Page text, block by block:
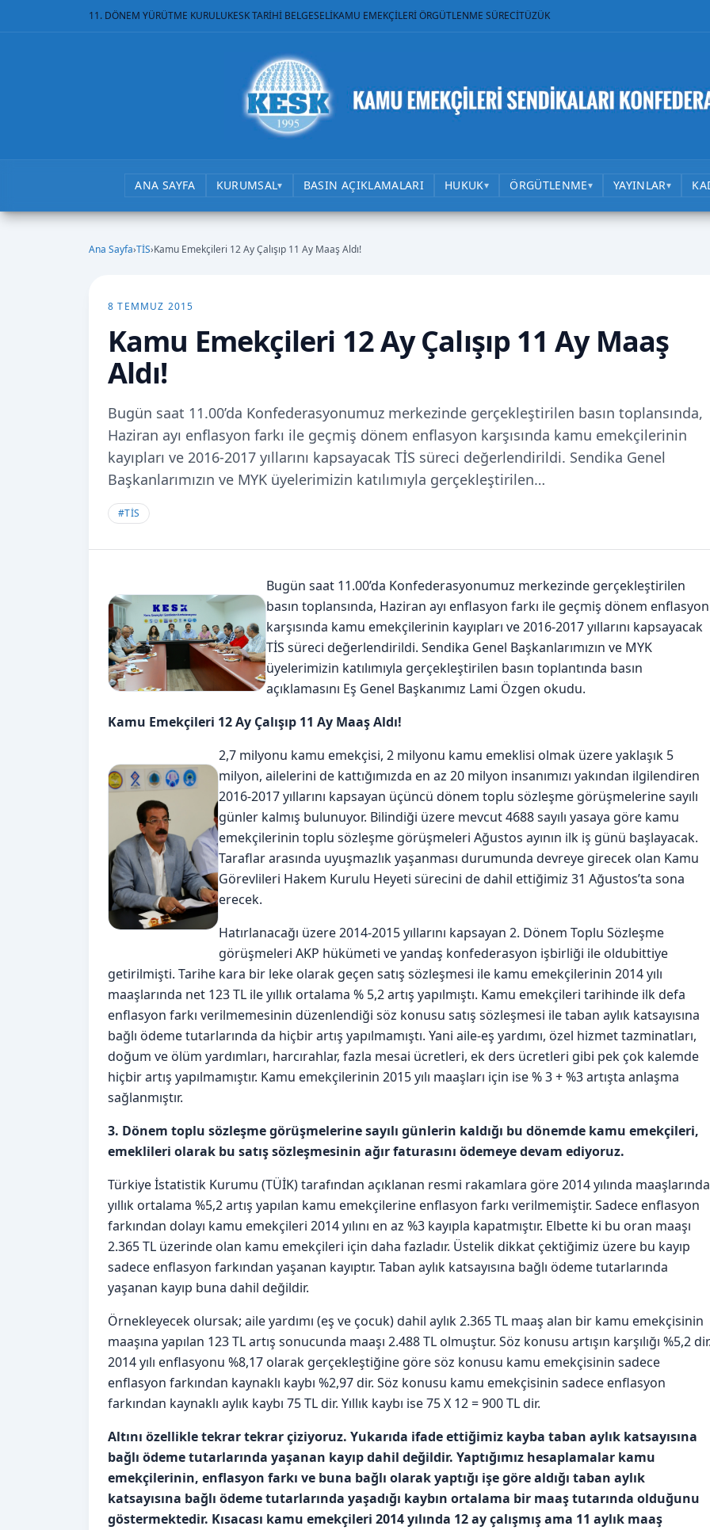
11. DÖNEM YÜRÜTME KURULUKESK TARİHİ BELGESELİKAMU EMEKÇİLERİ ÖRGÜTLENME SÜRECİTÜZÜK
ANA SAYFA KURUMSAL▾ BASIN AÇIKLAMALARI HUKUK▾ ÖRGÜTLENME▾ YAYINLAR▾
Ana Sayfa›TİS›Kamu Emekçileri 12 Ay Çalışıp 11 Ay Maaş Aldı!
8 TEMMUZ 2015
Kamu Emekçileri 12 Ay Çalışıp 11 Ay Maaş
Aldı!
Bugün saat 11.00’da Konfederasyonumuz merkezinde gerçekleştirilen basın toplansında,
Haziran ayı enflasyon farkı ile geçmiş dönem enflasyon karşısında kamu emekçilerinin
kayıpları ve 2016-2017 yıllarını kapsayacak TİS süreci değerlendirildi. Sendika Genel
Başkanlarımızın ve MYK üyelerimizin katılımıyla gerçekleştirilen…
#TİS
Bugün saat 11.00’da Konfederasyonumuz merkezinde gerçekleştirilen
basın toplansında, Haziran ayı enflasyon farkı ile geçmiş dönem enflasyon
karşısında kamu emekçilerinin kayıpları ve 2016-2017 yıllarını kapsayacak
TİS süreci değerlendirildi. Sendika Genel Başkanlarımızın ve MYK
üyelerimizin katılımıyla gerçekleştirilen basın toplantında basın
açıklamasını Eş Genel Başkanımız Lami Özgen okudu.
Kamu Emekçileri 12 Ay Çalışıp 11 Ay Maaş Aldı!
2,7 milyonu kamu emekçisi, 2 milyonu kamu emeklisi olmak üzere yaklaşık 5
milyon, ailelerini de kattığımızda en az 20 milyon insanımızı yakından ilgilendiren
2016-2017 yıllarını kapsayan üçüncü dönem toplu sözleşme görüşmelerine sayılı
günler kalmış bulunuyor. Bilindiği üzere mevcut 4688 sayılı yasaya göre kamu
emekçilerinin toplu sözleşme görüşmeleri Ağustos ayının ilk iş günü başlayacak.
Taraflar arasında uyuşmazlık yaşanması durumunda devreye girecek olan Kamu
Görevlileri Hakem Kurulu Heyeti sürecini de dahil ettiğimiz 31 Ağustos’ta sona
erecek.
Hatırlanacağı üzere 2014-2015 yıllarını kapsayan 2. Dönem Toplu Sözleşme
görüşmeleri AKP hükümeti ve yandaş konfederasyon işbirliği ile oldubittiye
getirilmişti. Tarihe kara bir leke olarak geçen satış sözleşmesi ile kamu emekçilerinin 2014 yılı
maaşlarında net 123 TL ile yıllık ortalama % 5,2 artış yapılmıştı. Kamu emekçileri tarihinde ilk defa
enflasyon farkı verilmemesinin düzenlendiği söz konusu satış sözleşmesi ile taban aylık katsayısına
bağlı ödeme tutarlarında da hiçbir artış yapılmamıştı. Yani aile-eş yardımı, özel hizmet tazminatları,
doğum ve ölüm yardımları, harcırahlar, fazla mesai ücretleri, ek ders ücretleri gibi pek çok kalemde
hiçbir artış yapılmamıştır. Kamu emekçilerinin 2015 yılı maaşları için ise % 3 + %3 artışta anlaşma
sağlanmıştır.
3. Dönem toplu sözleşme görüşmelerine sayılı günlerin kaldığı bu dönemde kamu emekçileri,
emeklileri olarak bu satış sözleşmesinin ağır faturasını ödemeye devam ediyoruz.
Türkiye İstatistik Kurumu (TÜİK) tarafından açıklanan resmi rakamlara göre 2014 yılında maaşlarında
yıllık ortalama %5,2 artış yapılan kamu emekçilerine enflasyon farkı verilmemiştir. Sadece enflasyon
farkından dolayı kamu emekçileri 2014 yılını en az %3 kayıpla kapatmıştır. Elbette ki bu oran maaşı
2.365 TL üzerinde olan kamu emekçileri için daha fazladır. Üstelik dikkat çektiğimiz üzere bu kayıp
sadece enflasyon farkından yaşanan kayıptır. Taban aylık katsayısına bağlı ödeme tutarlarında
yaşanan kayıp buna dahil değildir.
Örnekleyecek olursak; aile yardımı (eş ve çocuk) dahil aylık 2.365 TL maaş alan bir kamu emekçisinin
maaşına yapılan 123 TL artış sonucunda maaşı 2.488 TL olmuştur. Söz konusu artışın karşılığı %5,2
2014 yılı enflasyonu %8,17 olarak gerçekleştiğine göre söz konusu kamu emekçisinin sadece
enflasyon farkından kaynaklı kaybı %2,97 dir. Söz konusu kamu emekçisinin sadece enflasyon
farkından kaynaklı aylık kaybı 75 TL dir. Yıllık kaybı ise 75 X 12 = 900 TL dir.
Altını özellikle tekrar tekrar çiziyoruz. Yukarıda ifade ettiğimiz kayba taban aylık katsayısına
bağlı ödeme tutarlarında yaşanan kayıp dahil değildir. Yaptığımız hesaplamalar kamu
emekçilerinin, enflasyon farkı ve buna bağlı olarak yaptığı işe göre aldığı taban aylık
katsayısına bağlı ödeme tutarlarında yaşadığı kaybın ortalama bir maaş tutarında olduğunu
göstermektedir. Kısacası kamu emekçileri 2014 yılında 12 ay çalışmış ama 11 aylık maaş